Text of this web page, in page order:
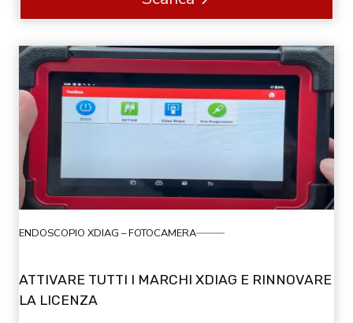
ENDOSCOPIO XDIAG – FOTOCAMERA
ATTIVARE TUTTI I MARCHI XDIAG E RINNOVARE
LA LICENZA